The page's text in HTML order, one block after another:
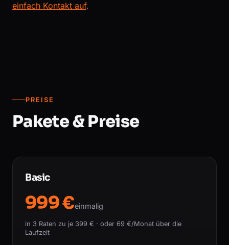
einfach Kontakt auf.
PREISE
Pakete & Preise
Basic
999 €einmalig
in 3 Raten zu je 399 € · oder 69 €/Monat über die
Laufzeit